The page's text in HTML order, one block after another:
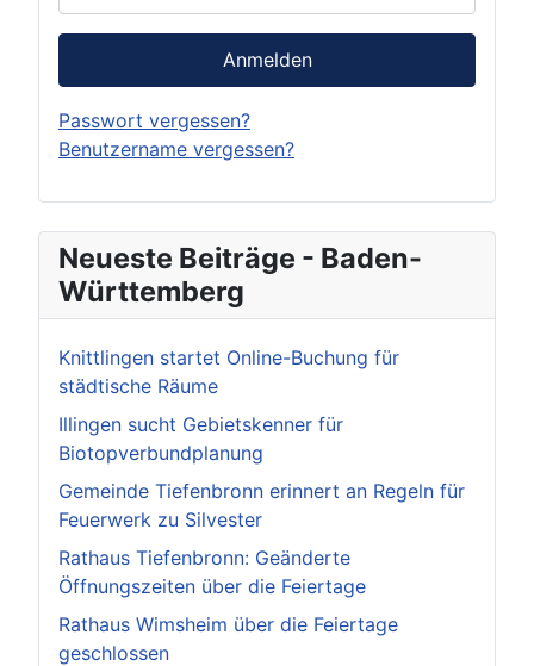
Anmelden
Passwort vergessen?
Benutzername vergessen?
Neueste Beiträge - Baden-
Württemberg
Knittlingen startet Online-Buchung für
städtische Räume
Illingen sucht Gebietskenner für
Biotopverbundplanung
Gemeinde Tiefenbronn erinnert an Regeln für
Feuerwerk zu Silvester
Rathaus Tiefenbronn: Geänderte
Öffnungszeiten über die Feiertage
Rathaus Wimsheim über die Feiertage
geschlossen